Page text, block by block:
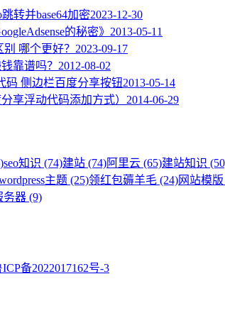
转并base64加密2023-12-30
的秘密》 2013-05-11
哪个更好？ 2023-09-17
靠谱吗？ 2012-08-02
码 侧边栏百度分享按钮2013-05-14
享浮动代码添加方式） 2014-06-29
seo知识 (74)建站 (74)阿里云 (65)建站知识
主题 (25)领红包薅羊毛 (24)网站模
务器 (9)
ICP备2022017162号-3